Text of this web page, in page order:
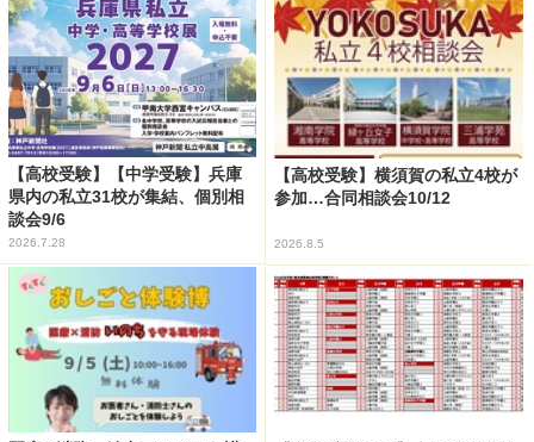
【高校受験】【中学受験】兵庫
県内の私立31校が集結、個別相
談会9/6
2026.7.28
【高校受験】横須賀の私立4校が
参加…合同相談会10/12
2026.8.5